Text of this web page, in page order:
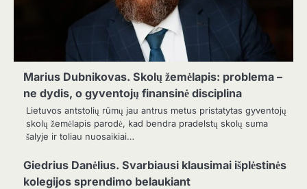
Marius Dubnikovas. Skolų žemėlapis: problema –
ne dydis, o gyventojų finansinė disciplina
Lietuvos antstolių rūmų jau antrus metus pristatytas gyventojų
skolų žemėlapis parodė, kad bendra pradelstų skolų suma
šalyje ir toliau nuosaikiai…
Giedrius Danėlius. Svarbiausi klausimai išplėstinės
kolegijos sprendimo belaukiant